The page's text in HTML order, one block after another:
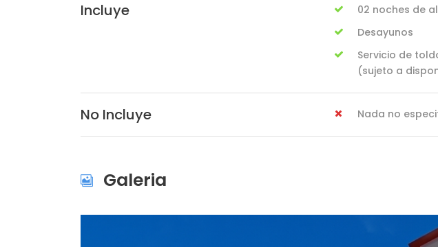
Incluye
02 noches de
Desayunos
Servicio de
(sujeto a
No Incluye Nada no
Galeria